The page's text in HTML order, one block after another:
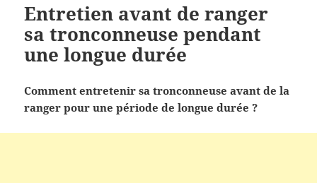
Entretien avant de ranger
sa tronconneuse pendant
une longue durée
Comment entretenir sa tronconneuse avant de la
ranger pour une période de longue durée ?